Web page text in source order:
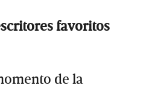
favoritos
de la